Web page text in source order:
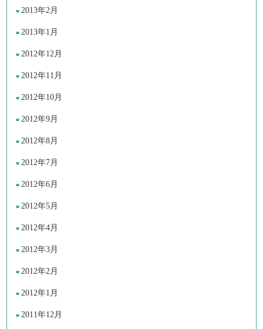
2013年2月
2013年1月
2012年12月
2012年11月
2012年10月
2012年9月
2012年8月
2012年7月
2012年6月
2012年5月
2012年4月
2012年3月
2012年2月
2012年1月
2011年12月